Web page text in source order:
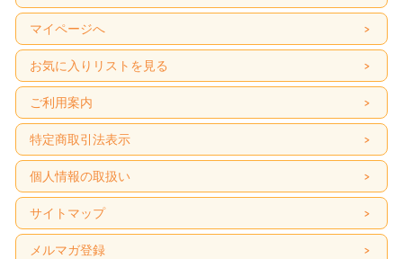
マイページへ
お気に入りリストを見る
ご利用案内
特定商取引法表示
個人情報の取扱い
サイトマップ
メルマガ登録